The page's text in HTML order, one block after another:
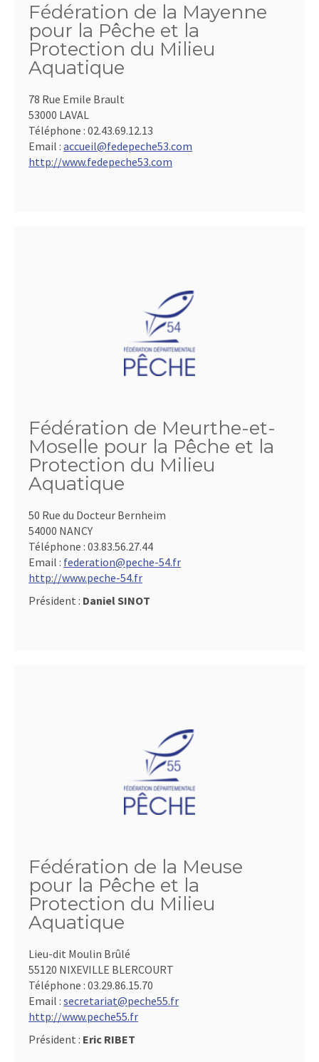
Fédération de la Mayenne
pour la Pêche et la
Protection du Milieu
Aquatique
78 Rue Emile Brault
53000 LAVAL
Téléphone : 02.43.69.12.13
Email : accueil@fedepeche53.com
http://www.fedepeche53.com
Fédération de Meurthe-et-
Moselle pour la Pêche et la
Protection du Milieu
Aquatique
50 Rue du Docteur Bernheim
54000 NANCY
Téléphone : 03.83.56.27.44
Email : federation@peche-54.fr
http://www.peche-54.fr
Président : Daniel SINOT
Fédération de la Meuse
pour la Pêche et la
Protection du Milieu
Aquatique
Lieu-dit Moulin Brûlé
55120 NIXEVILLE BLERCOURT
Téléphone : 03.29.86.15.70
Email : secretariat@peche55.fr
http://www.peche55.fr
Président : Eric RIBET